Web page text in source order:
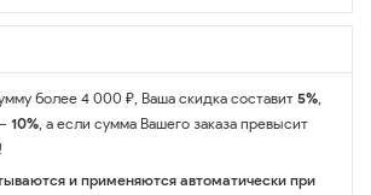
более 4 000 ₽, Ваша скидка составит 5%,
10%, а если сумма Вашего заказа превысит
!
и применяются автоматически при